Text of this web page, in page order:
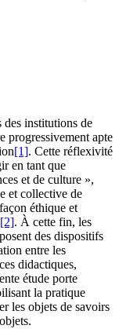
des institutions de
progressivement apte
[1]. Cette réflexivité
en tant que
et de culture »,
et collective de
éthique et
[2]. À cette fin, les
des dispositifs
entre les
didactiques,
étude porte
la pratique
les objets de savoirs